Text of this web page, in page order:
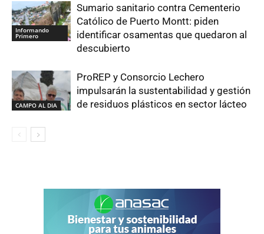
Informando
Primero
Sumario sanitario contra Cementerio
Católico de Puerto Montt: piden
identificar osamentas que quedaron al
descubierto
CAMPO AL DIA
ProREP y Consorcio Lechero
impulsarán la sustentabilidad y gestión
de residuos plásticos en sector lácteo